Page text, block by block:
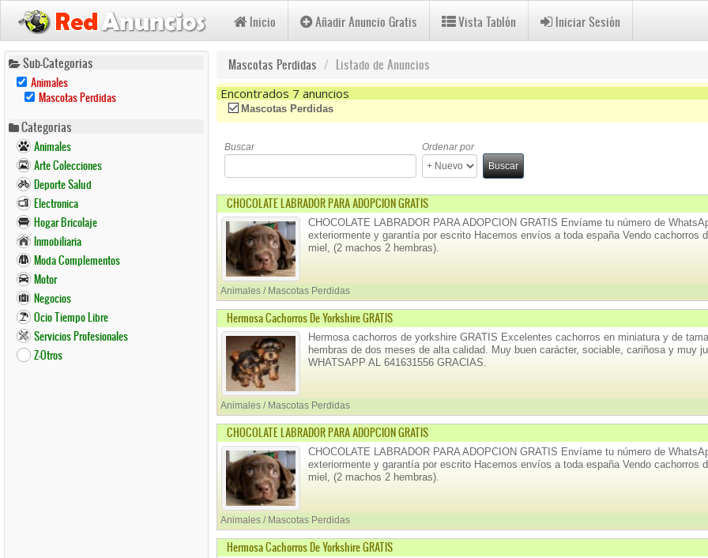
Pasar
contenido
principal
Inicio Añadir Anuncio Gratis Vista Tablón Iniciar Sesión
Sub-Categorias
Remove
Animales
Filter
Animales
Remove
Mascotas
Perdidas
Filter
Mascotas Perdidas
Categorias
Animales
Arte Colecciones
Deporte Salud
Electronica
Hogar Bricolaje
Inmobiliaria
Moda Complementos
Motor
Negocios
Ocio Tiempo Libre
Servicios Profesionales
Z-Otros
Mascotas Perdidas Listado de Anuncios
Encontrados 7 anuncios
(-) Remove Mascotas Perdidas Filter
Mascotas Perdidas
Buscar
Ordenar por
Buscar
CHOCOLATE LABRADOR PARA ADOPCION GRATIS
CHOCOLATE LABRADOR PARA ADOPCION GRATIS Envíame tu número de
exteriormente y garantía por escrito Hacemos envíos a toda españa Vendo cachorros
miel, (2 machos 2 hembras).
Animales / Mascotas Perdidas
Hermosa Cachorros De Yorkshire GRATIS
Hermosa cachorros de yorkshire GRATIS Excelentes cachorros en miniatura y de
hembras de dos meses de alta calidad. Muy buen carácter, sociable, cariñosa y muy
WHATSAPP AL 641631556 GRACIAS.
Animales / Mascotas Perdidas
CHOCOLATE LABRADOR PARA ADOPCION GRATIS
CHOCOLATE LABRADOR PARA ADOPCION GRATIS Envíame tu número de
exteriormente y garantía por escrito Hacemos envíos a toda españa Vendo cachorros
miel, (2 machos 2 hembras).
Animales / Mascotas Perdidas
Hermosa Cachorros De Yorkshire GRATIS